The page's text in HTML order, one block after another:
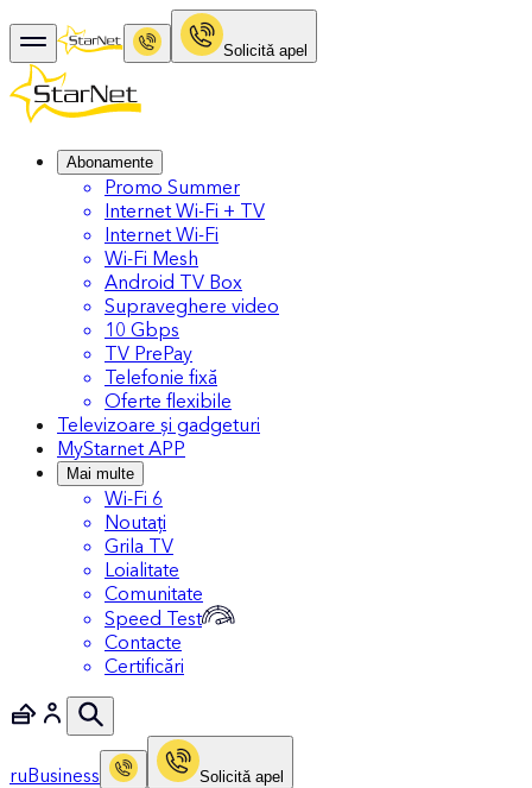
Solicitǎ apel
Abonamente
Promo Summer
Internet Wi-Fi + TV
Internet Wi-Fi
Wi-Fi Mesh
Android TV Box
Supraveghere video
10 Gbps
TV PrePay
Telefonie fixă
Oferte flexibile
Televizoare și gadgeturi
MyStarnet APP
Mai multe
Wi-Fi 6
Noutați
Grila TV
Loialitate
Comunitate
Speed Test
Contacte
Certificări
ruBusiness Solicitǎ apel